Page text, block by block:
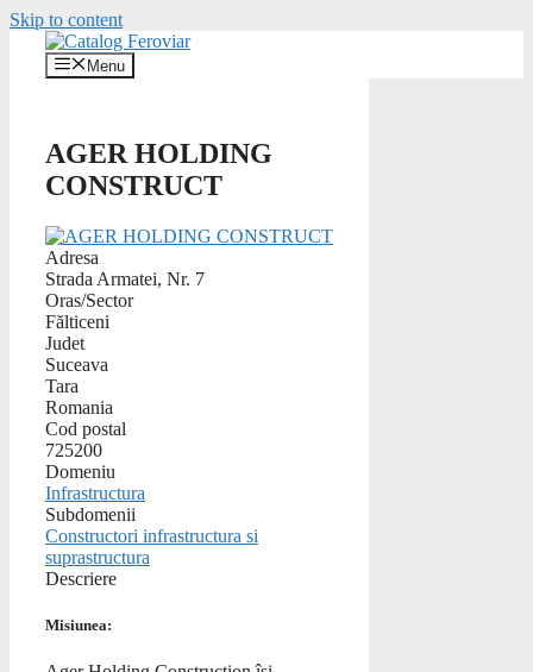
Skip to content
Menu
AGER HOLDING
CONSTRUCT
Adresa
Strada Armatei, Nr. 7
Oras/Sector
Fălticeni
Judet
Suceava
Tara
Romania
Cod postal
725200
Domeniu
Infrastructura
Subdomenii
Constructori infrastructura si
suprastructura
Descriere
Misiunea: